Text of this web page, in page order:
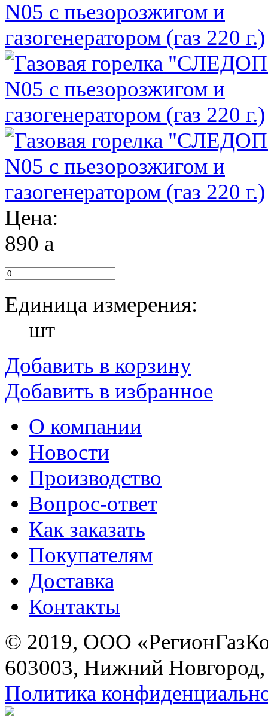
Цена:
890 a
Единица измерения:
шт
Добавить в корзину
Добавить в избранное
О компании
Новости
Производство
Вопрос-ответ
Как заказать
Покупателям
Доставка
Контакты
© 2019, ООО
603003, Нижний
Политика